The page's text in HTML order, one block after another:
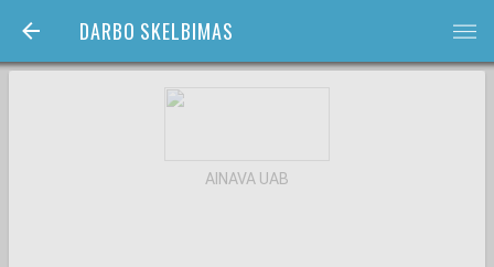
DARBO SKELBIMAS bars
AINAVA UAB